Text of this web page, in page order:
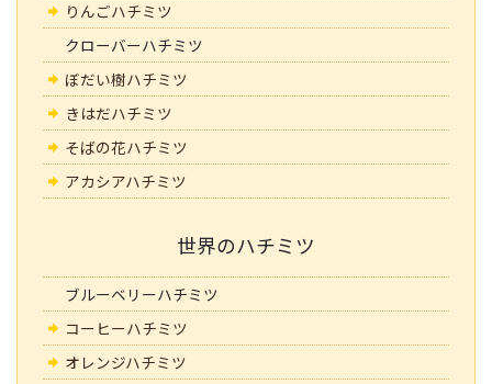
りんごハチミツ
クローバーハチミツ
ぼだい樹ハチミツ
きはだハチミツ
そばの花ハチミツ
アカシアハチミツ
世界のハチミツ
ブルーベリーハチミツ
コーヒーハチミツ
オレンジハチミツ